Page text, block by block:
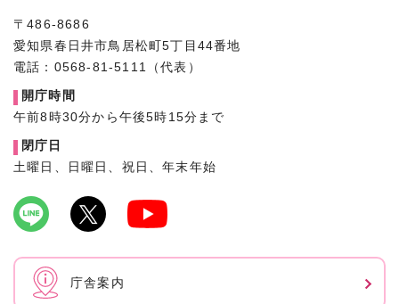
〒486-8686
愛知県春日井市鳥居松町5丁目44番地
電話：0568-81-5111（代表）
開庁時間
午前8時30分から午後5時15分まで
閉庁日
土曜日、日曜日、祝日、年末年始
庁舎案内